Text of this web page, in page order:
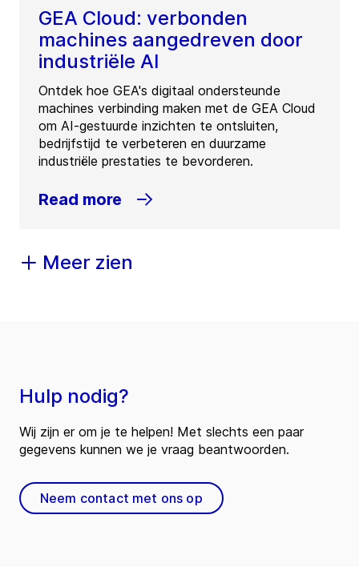
GEA Cloud: verbonden
machines aangedreven door
industriële AI
Ontdek hoe GEA's digitaal ondersteunde
machines verbinding maken met de GEA Cloud
om AI-gestuurde inzichten te ontsluiten,
bedrijfstijd te verbeteren en duurzame
industriële prestaties te bevorderen.
Read more
Meer zien
Hulp nodig?
Wij zijn er om je te helpen! Met slechts een paar
gegevens kunnen we je vraag beantwoorden.
Neem contact met ons op